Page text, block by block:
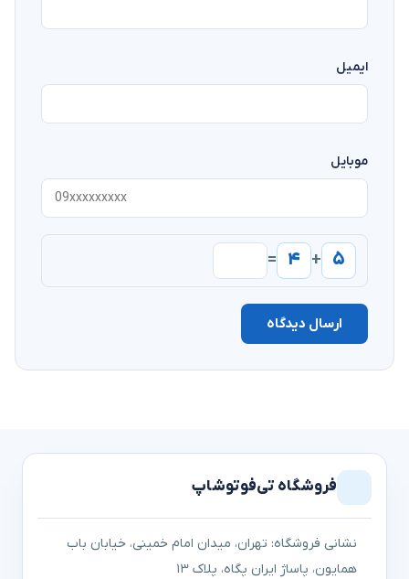
ایمیل
موبایل
۵ + ۴ =
ارسال دیدگاه
فروشگاه تی‌فوتوشاپ
نشانی فروشگاه: تهران، میدان امام خمینی، خیابان باب
همایون، پاساژ ایران پگاه، پلاک ۱۳